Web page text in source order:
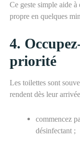
Ce geste simple aide
propre en quelques
4.
priorité
Les toilettes sont
rendent dès leur
commencez
désinfectant ;